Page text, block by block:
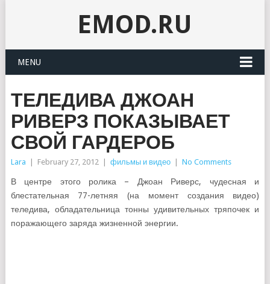
EMOD.RU
MENU
ТЕЛЕДИВА ДЖОАН
РИВЕРЗ ПОКАЗЫВАЕТ
СВОЙ ГАРДЕРОБ
Lara February 27, 2012 фильмы и видео No Comments
В центре этого ролика – Джоан Риверс, чудесная и
блестательная 77-летняя (на момент создания видео)
теледива, обладательница тонны удивительных тряпочек и
поражающего заряда жизненной энергии.